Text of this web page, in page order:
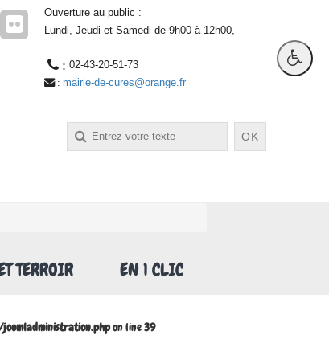
Ouverture au public :
Lundi, Jeudi et Samedi de 9h00 à 12h00,
: 02-43-20-51-73
: mairie-de-cures@orange.fr
OK
TERROIR EN 1 CLIC
on line39